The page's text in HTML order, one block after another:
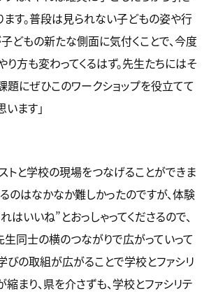
す。普段は見られない子どもの姿や行
どもの新たな側面に気付くことで、今度
方も変わってくるはず。先生たちにはそ
題にぜひこのワークショップを役立てて
ます」
トと学校の現場をつなげることができま
のはなかなか難しかったのですが、体験
はいいね”とおっしゃってくださるので、
同士の横のつながりで広がっていって
びの取組が広がることで学校とファシリ
まり、県を介さずも、学校とファシリテ